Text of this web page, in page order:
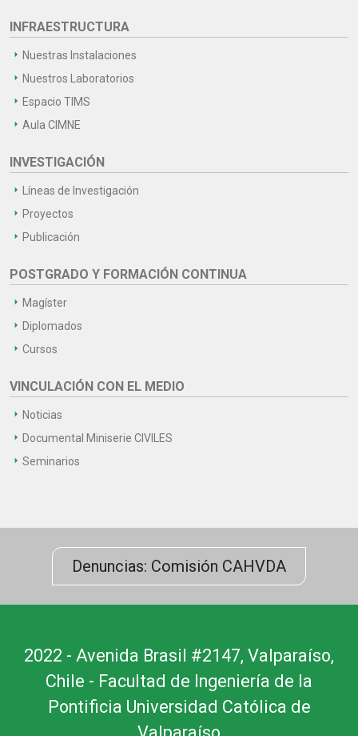
INFRAESTRUCTURA
Nuestras Instalaciones
Nuestros Laboratorios
Espacio TIMS
Aula CIMNE
INVESTIGACIÓN
Líneas de Investigación
Proyectos
Publicación
POSTGRADO Y FORMACIÓN CONTINUA
Magíster
Diplomados
Cursos
VINCULACIÓN CON EL MEDIO
Noticias
Documental Miniserie CIVILES
Seminarios
Denuncias: Comisión CAHVDA
2022 - Avenida Brasil #2147, Valparaíso,
Chile - Facultad de Ingeniería de la
Pontificia Universidad Católica de